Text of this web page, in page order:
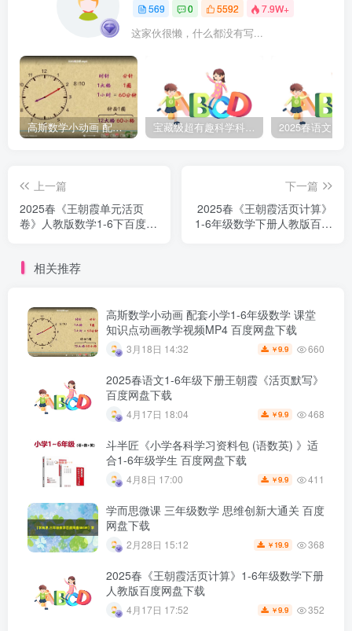
569 0 5592 7.9W+
这家伙很懒，什么都没有写...
高斯数学小动画 配套小学1-6年级数学 课堂知识点动画教学视频MP4 百度网盘下载 宝藏级超有趣科学科普动画《土豆逗严肃科普》第二季 百度网盘下载
上一篇
2025春《王朝霞单元活页
卷》人教版数学1-6下百度网
下一篇
2025春《王朝霞活页计算》
1-6年级数学下册人教版百度
相关推荐
高斯数学小动画 配套小学1-6年级数学 课堂
知识点动画教学视频MP4 百度网盘下载
3月18日 14:32 ￥9.9 660
2025春语文1-6年级下册王朝霞《活页默写》
百度网盘下载
4月17日 18:04 ￥9.9 468
斗半匠《小学各科学习资料包 (语数英) 》适
合1-6年级学生 百度网盘下载
4月8日 17:00 ￥9.9 411
学而思微课 三年级数学 思维创新大通关 百度
网盘下载
2月28日 15:12 ￥ 19.9 368
2025春《王朝霞活页计算》1-6年级数学下册
人教版百度网盘下载
4月17日 17:52 ￥9.9 352